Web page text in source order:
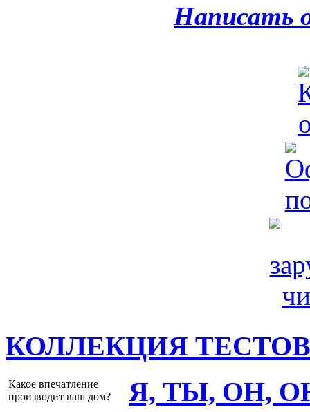
Написать
КОЛЛЕКЦИЯ ТЕСТОВ
Какое впечатление
производит ваш дом?
Я, ТЫ, ОН,